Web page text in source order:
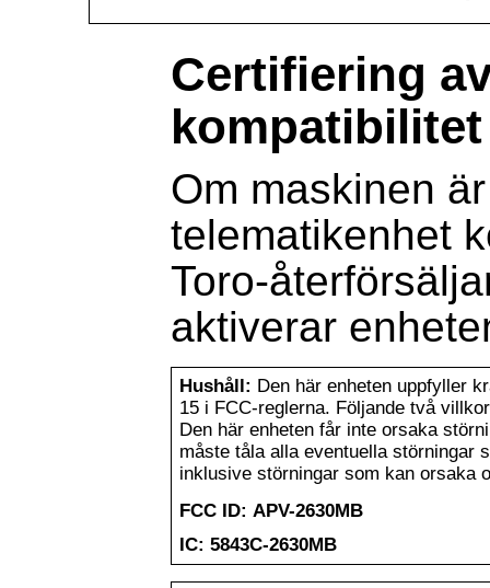
Certifiering
kompatibilitet
Om maskinen
telematikenhet
Toro-
aktiverar
Hushåll: Den här enheten uppfyller
15 i FCC-reglerna. Följande två
Den här enheten får inte orsaka
måste tåla alla eventuella störningar
inklusive störningar som kan orsaka
FCC ID: APV-2630MB
IC: 5843C-2630MB